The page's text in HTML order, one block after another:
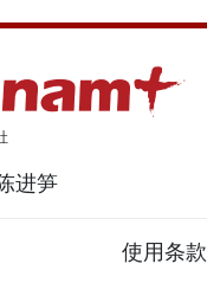
进笋
使用条款